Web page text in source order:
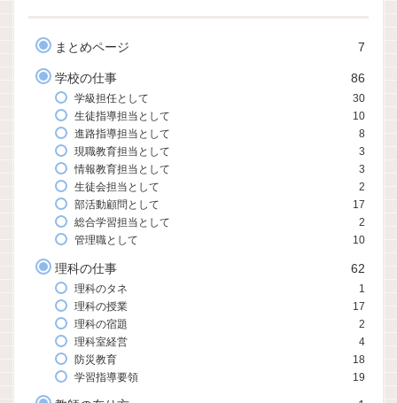
まとめページ 7
学校の仕事 86
学級担任として
30
生徒指導担当として
10
進路指導担当として
8
現職教育担当として
3
情報教育担当として
3
生徒会担当として
2
部活動顧問として
17
総合学習担当として
2
管理職として
10
理科の仕事 62
理科のタネ
1
理科の授業
17
理科の宿題
2
理科室経営
4
防災教育
18
学習指導要領
19